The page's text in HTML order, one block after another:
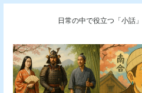
日常の中で役立つ「小話